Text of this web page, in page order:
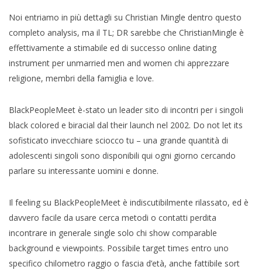
Noi entriamo in più dettagli su Christian Mingle dentro questo
completo analysis, ma il TL; DR sarebbe che ChristianMingle è
effettivamente a stimabile ed di successo online dating
instrument per unmarried men and women chi apprezzare
religione, membri della famiglia e love.
BlackPeopleMeet è-stato un leader sito di incontri per i singoli
black colored e biracial dal their launch nel 2002. Do not let its
sofisticato invecchiare sciocco tu – una grande quantità di
adolescenti singoli sono disponibili qui ogni giorno cercando
parlare su interessante uomini e donne.
Il feeling su BlackPeopleMeet è indiscutibilmente rilassato, ed è
davvero facile da usare cerca metodi o contatti perdita
incontrare in generale single solo chi show comparable
background e viewpoints. Possibile target times entro uno
specifico chilometro raggio o fascia d’età, anche fattibile sort